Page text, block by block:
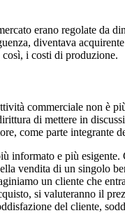
erano regolate da
diventava
così, i costi di produzione.
commerciale non è
di mettere in
come parte integrante
informato e più
vendita di un singolo
un cliente che
si valuteranno il
del cliente,